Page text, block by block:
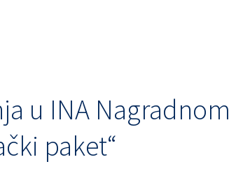
u INA Nagradnom
paket“